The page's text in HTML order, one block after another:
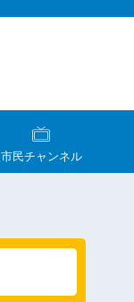
市民チャンネル